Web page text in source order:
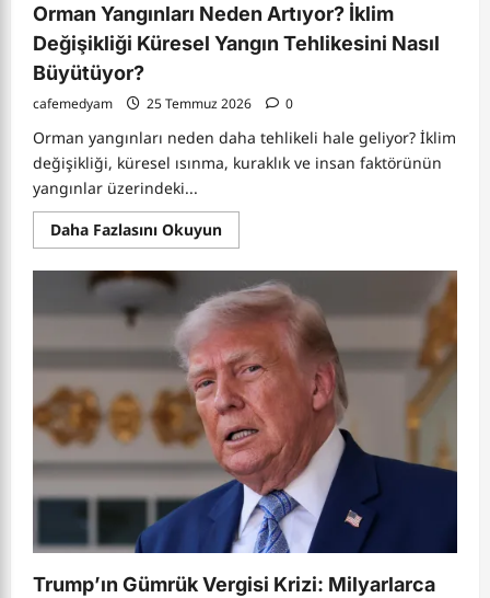
Orman Yangınları Neden Artıyor? İklim
Değişikliği Küresel Yangın Tehlikesini Nasıl
Büyütüyor?
cafemedyam 25 Temmuz 2026 0
Orman yangınları neden daha tehlikeli hale geliyor? İklim
değişikliği, küresel ısınma, kuraklık ve insan faktörünün
yangınlar üzerindeki...
Daha Fazlasını OkuyunRead
more
Orman
Yangınları
Neden
Artıyor?
İklim
Değişikliği
Küresel
Yangın
Tehlikesini
Nasıl
Büyütüyor?
Trump’ın Gümrük Vergisi Krizi: Milyarlarca